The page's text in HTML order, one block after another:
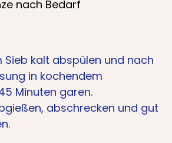
nach Bedarf
Sieb kalt abspülen und nach
in kochendem
Minuten garen.
abschrecken und gut